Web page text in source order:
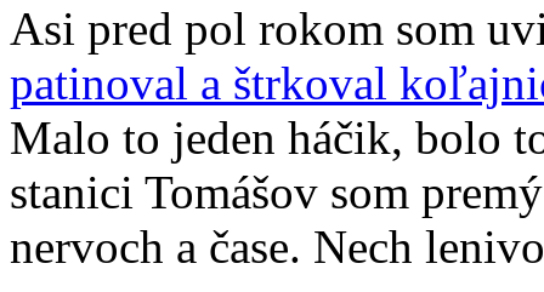
Asi pred pol rokom som
patinoval a štrkoval
Malo to jeden háčik, bolo
stanici Tomášov som
nervoch a čase. Nech